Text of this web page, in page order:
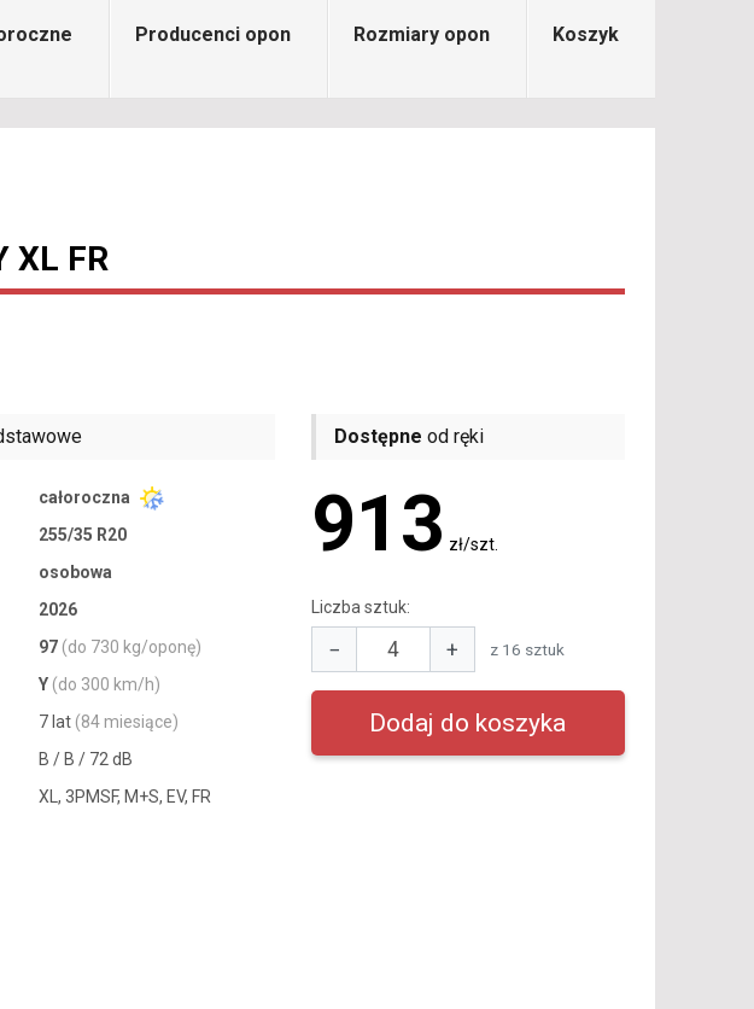
Producenci opon Rozmiary opon Koszyk
XL FR
całoroczna
255/35 R20
osobowa
2026
97 (do 730 kg/oponę)
Y (do 300 km/h)
7 lat (84 miesiące)
B / B / 72 dB
XL, 3PMSF, M+S, EV, FR
Dostępne od ręki
913 zł/szt.
Liczba sztuk:
− + z 16 sztuk